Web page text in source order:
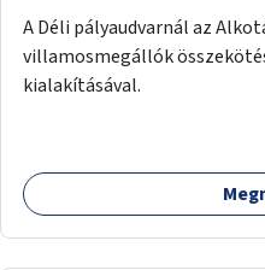
A Déli pályaudvarnál az
villamosmegállók
kialakításával.